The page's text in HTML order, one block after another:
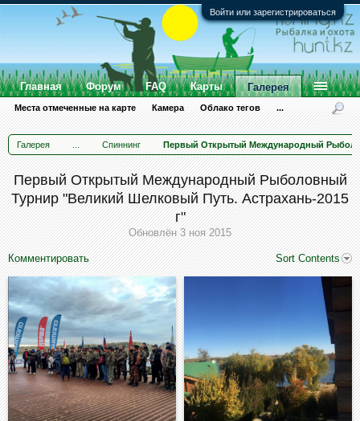
Войти или зарегистрироваться
Галерея Спиннинг Первый Открытый Международный
Первый Открытый Международный Рыболовный
Турнир "Великий Шелковый Путь. Астрахань-2015
г"
Обновлён3 ноя 2015
Комментировать Sort Contents
Главная Форум FAQ Карты Галерея
Места отмеченные на карте Камера Облако тегов ...